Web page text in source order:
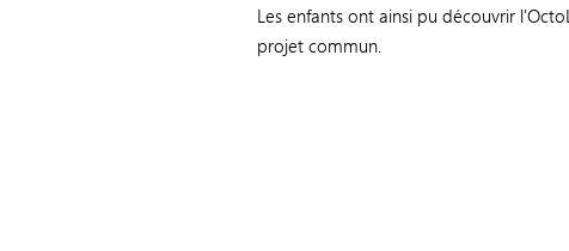
Les enfants ont ainsi pu découvrir
projet commun.